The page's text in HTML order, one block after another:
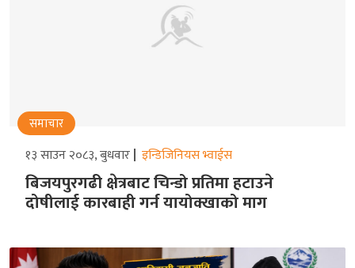
समाचार
१३ साउन २०८३, बुधवार इन्डिजिनियस भ्वाईस
बिजयपुरगढी क्षेत्रबाट चिन्डो प्रतिमा हटाउने
दोषीलाई कारबाही गर्न यायोक्खाको माग